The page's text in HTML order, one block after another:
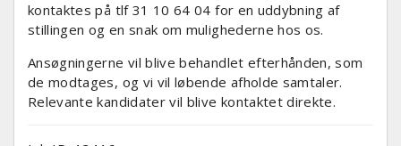
kontaktes på tlf 31 10 64 04 for en uddybning af
stillingen og en snak om mulighederne hos os.
Ansøgningerne vil blive behandlet efterhånden, som
de modtages, og vi vil løbende afholde samtaler.
Relevante kandidater vil blive kontaktet direkte.